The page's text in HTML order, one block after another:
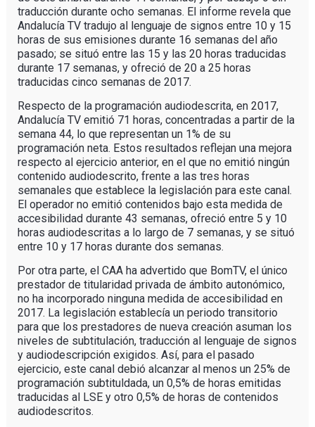
traducción durante ocho semanas. El informe revela que
Andalucía TV tradujo al lenguaje de signos entre 10 y 15
horas de sus emisiones durante 16 semanas del año
pasado; se situó entre las 15 y las 20 horas traducidas
durante 17 semanas, y ofreció de 20 a 25 horas
traducidas cinco semanas de 2017.
Respecto de la programación audiodescrita, en 2017,
Andalucía TV emitió 71 horas, concentradas a partir de la
semana 44, lo que representan un 1% de su
programación neta. Estos resultados reflejan una mejora
respecto al ejercicio anterior, en el que no emitió ningún
contenido audiodescrito, frente a las tres horas
semanales que establece la legislación para este canal.
El operador no emitió contenidos bajo esta medida de
accesibilidad durante 43 semanas, ofreció entre 5 y 10
horas audiodescritas a lo largo de 7 semanas, y se situó
entre 10 y 17 horas durante dos semanas.
Por otra parte, el CAA ha advertido que BomTV, el único
prestador de titularidad privada de ámbito autonómico,
no ha incorporado ninguna medida de accesibilidad en
2017. La legislación establecía un periodo transitorio
para que los prestadores de nueva creación asuman los
niveles de subtitulación, traducción al lenguaje de signos
y audiodescripción exigidos. Así, para el pasado
ejercicio, este canal debió alcanzar al menos un 25% de
programación subtituldada, un 0,5% de horas emitidas
traducidas al LSE y otro 0,5% de horas de contenidos
audiodescritos.